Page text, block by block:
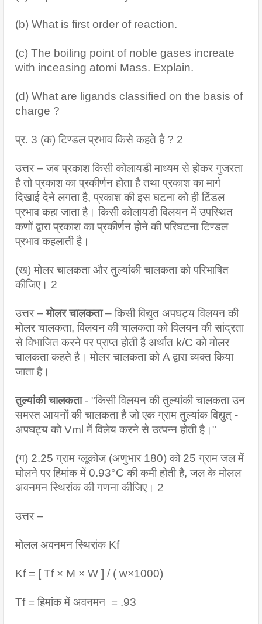
(b) What is first order of reaction.
(c) The boiling point of noble gases increate
with inceasing atomi Mass. Explain.
(d) What are ligands classified on the basis of
charge ?
प्र. 3 (क) टिण्डल प्रभाव किसे कहते है ? 2
उत्तर – जब प्रकाश किसी कोलायडी माध्यम से होकर गुजरता
है तो प्रकाश का प्रकीर्णन होता है तथा प्रकाश का मार्ग
दिखाई देने लगता है, प्रकाश की इस घटना को ही टिंडल
प्रभाव कहा जाता है। किसी कोलायडी विलयन में उपस्थित
कणों द्वारा प्रकाश का प्रकीर्णन होने की परिघटना टिण्डल
प्रभाव कहलाती है।
(ख) मोलर चालकता और तुल्यांकी चालकता को परिभाषित
कीजिए। 2
उत्तर – मोलर चालकता – किसी विद्युत अपघट्य विलयन की
मोलर चालकता, विलयन की चालकता को विलयन की सांद्रता
से विभाजित करने पर प्राप्त होती है अर्थात k/C को मोलर
चालकता कहते है। मोलर चालकता को A द्वारा व्यक्त किया
जाता है।
तुल्यांकी चालकता - "किसी विलयन की तुल्यांकी चालकता उन
समस्त आयनों की चालकता है जो एक ग्राम तुल्यांक विद्युत् -
अपघट्य को Vml में विलेय करने से उत्पन्न होती है।"
(ग) 2.25 ग्राम ग्लूकोज (अणुभार 180) को 25 ग्राम जल में
घोलने पर हिमांक में 0.93°C की कमी होती है, जल के मोलल
अवनमन स्थिरांक की गणना कीजिए। 2
उत्तर –
मोलल अवनमन स्थिरांक Kf
Kf = [ Tf × M × W ] / ( w×1000)
Tf = हिमांक में अवनमन  = .93